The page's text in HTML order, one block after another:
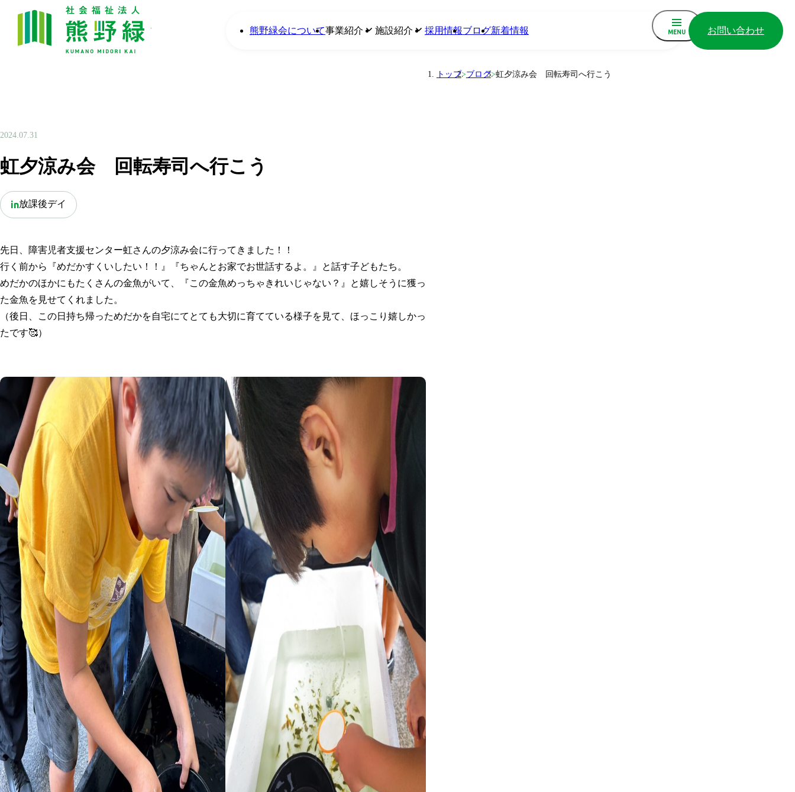
熊野緑会について事業紹介 施設紹介 採用情報ブログ新着情報 MENU お問い合わせ
虹夕涼み会 回転寿司へ行こう
2024.07.31
in放課後デイ
先日、障害児者支援センター虹さんの夕涼み会に行ってきました！！
行く前から『めだかすくいしたい！！』『ちゃんとお家でお世話するよ。』と話す子どもたち。
めだかのほかにもたくさんの金魚がいて、『この金魚めっちゃきれいじゃない？』と嬉しそうに獲っ
た金魚を見せてくれました。
（後日、この日持ち帰っためだかを自宅にてとても大切に育てている様子を見て、ほっこり嬉しかっ
たです🥰）
トップ>ブログ>虹夕涼み会 回転寿司へ行こう